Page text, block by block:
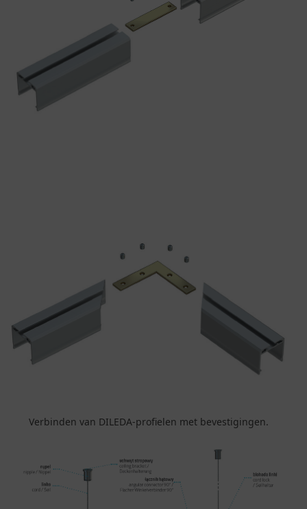
Verbinden van DILEDA-profielen met bevestigingen.